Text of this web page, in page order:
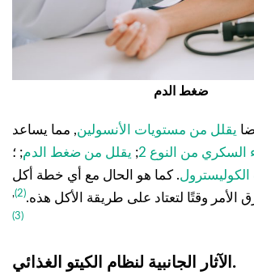
ضغط الدم
يقلل من مستويات الأنسولين, مما يساعد
السكري من النوع 2 ; يقلل من ضغط الدم; ؛
. كما هو الحال مع أي خطة أكل
الأمر وقتًا لتعتاد على طريقة الأكل هذه.(2)
,
(3)
الآثار الجانبية لنظام الكيتو الغذائي.